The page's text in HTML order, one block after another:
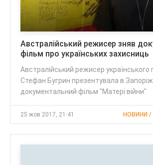
Австралійський режисер зняв
фільм про українських захисниць
Австралійський режисер
Стефан Бугрин презентувала в
документальний фільм "Матері війни"
25 жов 2017, 21:41 НОВИНИ /